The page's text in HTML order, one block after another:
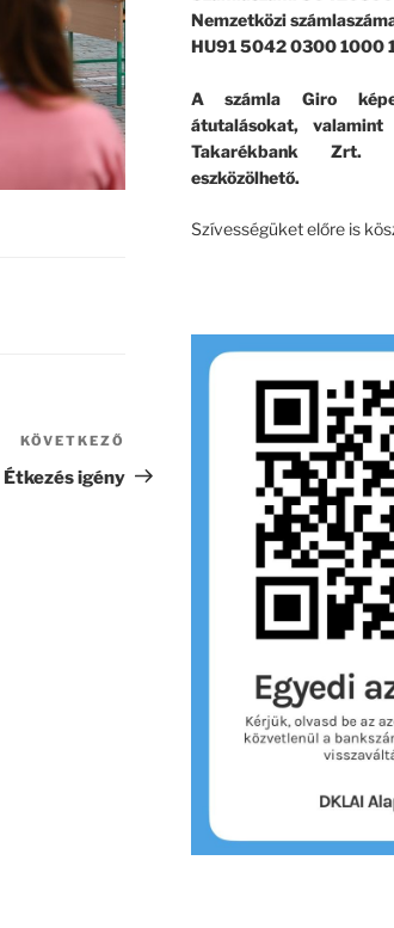
bejegyzés
KÖVETKEZŐ
Étkezés igény
Nemzetközi
HU91 5042 0300
A számla Giro
átutalásokat,
Takarékbank Zrt.
eszközölhető.
Szívességüket előre is